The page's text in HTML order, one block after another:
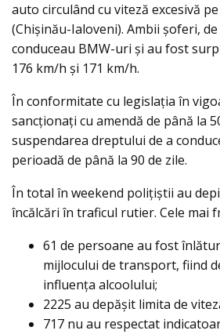
auto circulând cu viteză excesivă
(Chișinău-Ialoveni). Ambii șoferi, de
conduceau BMW-uri și au fost
176 km/h și 171 km/h.
În conformitate cu legislația în
sancționați cu amendă de până la
suspendarea dreptului de a
perioadă de până la 90 de zile.
În total în weekend polițiștii au
încălcări în traficul rutier. Cele mai
61 de persoane au fost
mijlocului de transport, fiind
influența alcoolului;
2225 au depășit limita de
717 nu au respectat